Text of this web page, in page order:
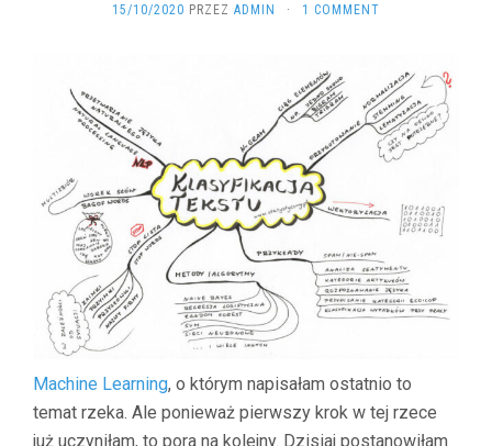
15/10/2020 PRZEZ ADMIN · 1 COMMENT
Machine Learning, o którym napisałam ostatnio to
temat rzeka. Ale ponieważ pierwszy krok w tej rzece
już uczyniłam, to pora na kolejny. Dzisiaj postanowiłam